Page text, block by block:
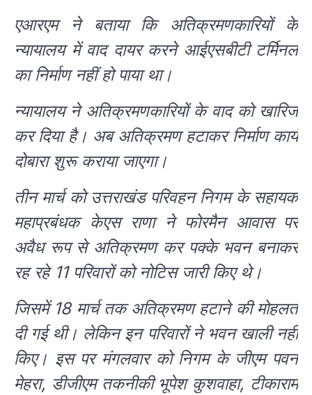
एआरएम ने बताया कि अतिक्रमणकारियों के
न्यायालय में वाद दायर करने आईएसबीटी टर्मिनल
का निर्माण नहीं हो पाया था।
न्यायालय ने अतिक्रमणकारियों के वाद को खारिज
कर दिया है। अब अतिक्रमण हटाकर निर्माण कार्य
दोबारा शुरू कराया जाएगा।
तीन मार्च को उत्तराखंड परिवहन निगम के सहायक
महाप्रबंधक केएस राणा ने फोरमैन आवास पर
अवैध रूप से अतिक्रमण कर पक्के भवन बनाकर
रह रहे 11 परिवारों को नोटिस जारी किए थे।
जिसमें 18 मार्च तक अतिक्रमण हटाने की मोहलत
दी गई थी। लेकिन इन परिवारों ने भवन खाली नहीं
किए। इस पर मंगलवार को निगम के जीएम पवन
मेहरा, डीजीएम तकनीकी भूपेश कुशवाहा, टीकाराम